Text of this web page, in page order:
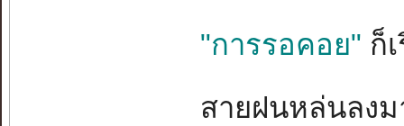
"การรอคอย" ก็
สายฝนหล่นลงม